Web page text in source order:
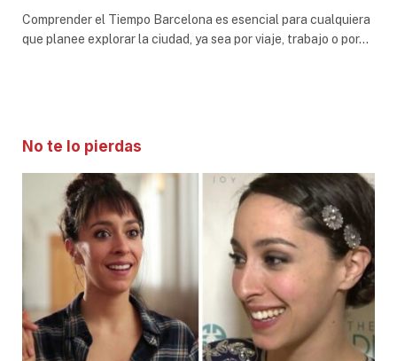
Comprender el Tiempo Barcelona es esencial para cualquiera
que planee explorar la ciudad, ya sea por viaje, trabajo o por…
No te lo pierdas